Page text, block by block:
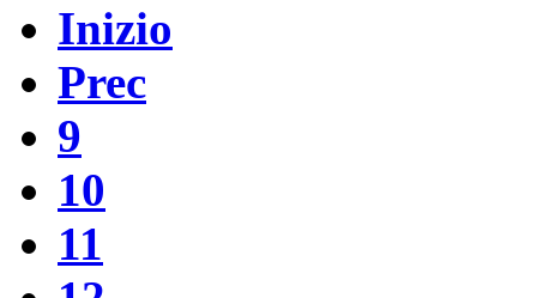
Inizio
Prec
9
10
11